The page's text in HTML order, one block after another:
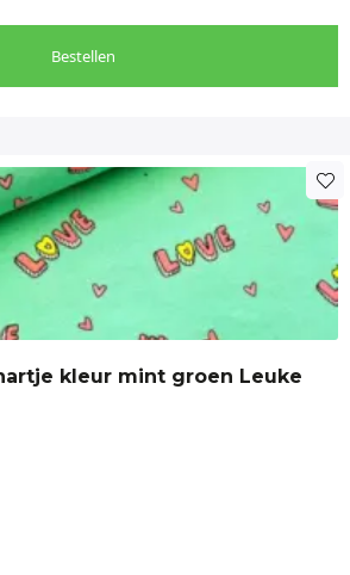
Bestellen
kleur mint groen Leuke